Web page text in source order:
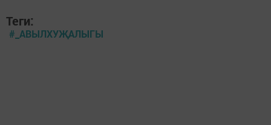
Теги:
#_АВЫЛХУҖАЛЫГЫ